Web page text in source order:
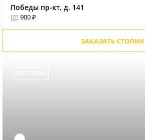
Победы пр-кт, д. 141
900 ₽
ЗАКАЗАТЬ СТОЛИК